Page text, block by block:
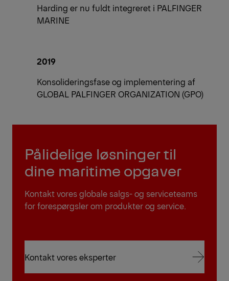
Harding er nu fuldt integreret i PALFINGER
MARINE
2019
Konsolideringsfase og implementering af
GLOBAL PALFINGER ORGANIZATION (GPO)
Pålidelige løsninger til
dine maritime opgaver
Kontakt vores globale salgs- og serviceteams
for forespørgsler om produkter og service.
Kontakt vores eksperter